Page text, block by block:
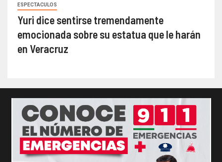
ESPECTACULOS
Yuri dice sentirse tremendamente
emocionada sobre su estatua que le harán
en Veracruz